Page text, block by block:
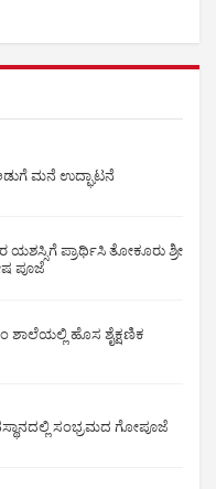
ಅಡುಗೆ ಮನೆ ಉದ್ಘಾಟನೆ
ಪ್ರಾರ್ಥಿಸಿ ತೋಕೂರು ಶ್ರೀ
ಪೂಜೆ
ಹೊಸ ಶೈಕ್ಷಣಿಕ
ಸಂಭ್ರಮದ ಗೋಪೂಜೆ